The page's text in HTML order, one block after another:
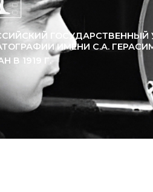
ГОСУДАРСТВЕННЫЙ
ИМЕНИ С.А.
В 1919 Г.